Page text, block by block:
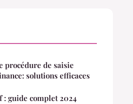
procédure de saisie
solutions efficaces
: guide complet 2024